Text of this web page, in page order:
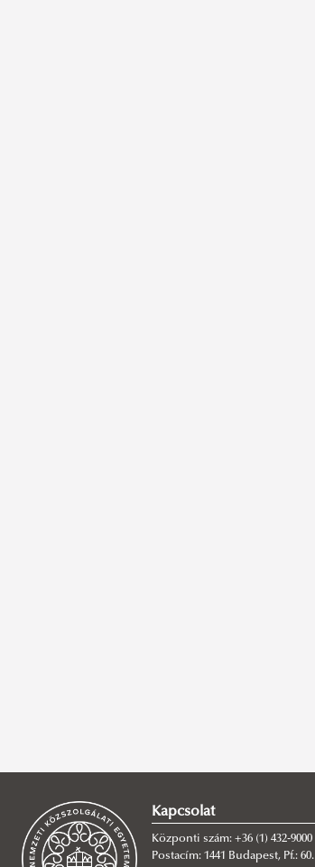
Kapcsolat
Központi szám: +36 (1) 432-9000
Postacím: 1441 Budapest, Pf.: 60.